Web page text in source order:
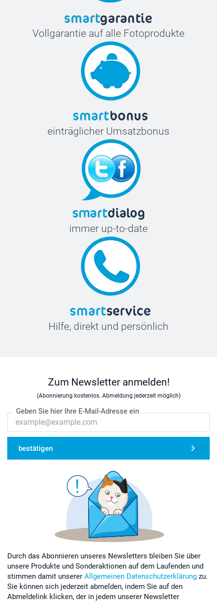
Vollgarantie auf alle Fotoprodukte
einträglicher Umsatzbonus
immer up-to-date
Hilfe, direkt und persönlich
Zum Newsletter anmelden!
(Abonnierung kostenlos. Abmeldung jederzeit möglich)
Geben Sie hier Ihre E-Mail-Adresse ein
bestätigen
Durch das Abonnieren unseres Newsletters bleiben Sie über
unsere Produkte und Sonderaktionen auf dem Laufenden und
stimmen damit unserer Allgemeinen Datenschutzerklärung zu.
Sie können sich jederzeit abmelden, indem Sie auf den
Abmeldelink klicken, der in jedem unserer Newsletter